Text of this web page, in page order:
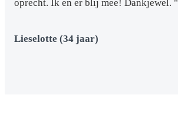
oprecht. Ik en er blij mee! Dankjewel. "
Lieselotte (34 jaar)